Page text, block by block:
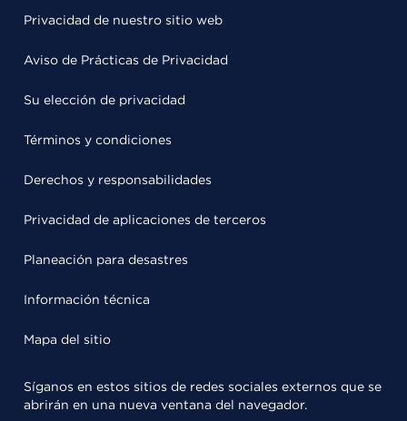
Privacidad de nuestro sitio web
Aviso de Prácticas de Privacidad
Su elección de privacidad
Términos y condiciones
Derechos y responsabilidades
Privacidad de aplicaciones de terceros
Planeación para desastres
Información técnica
Mapa del sitio
Síganos en estos sitios de redes sociales externos que se
abrirán en una nueva ventana del navegador.